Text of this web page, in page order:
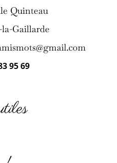
Quinteau
la-Gaillarde
95 69